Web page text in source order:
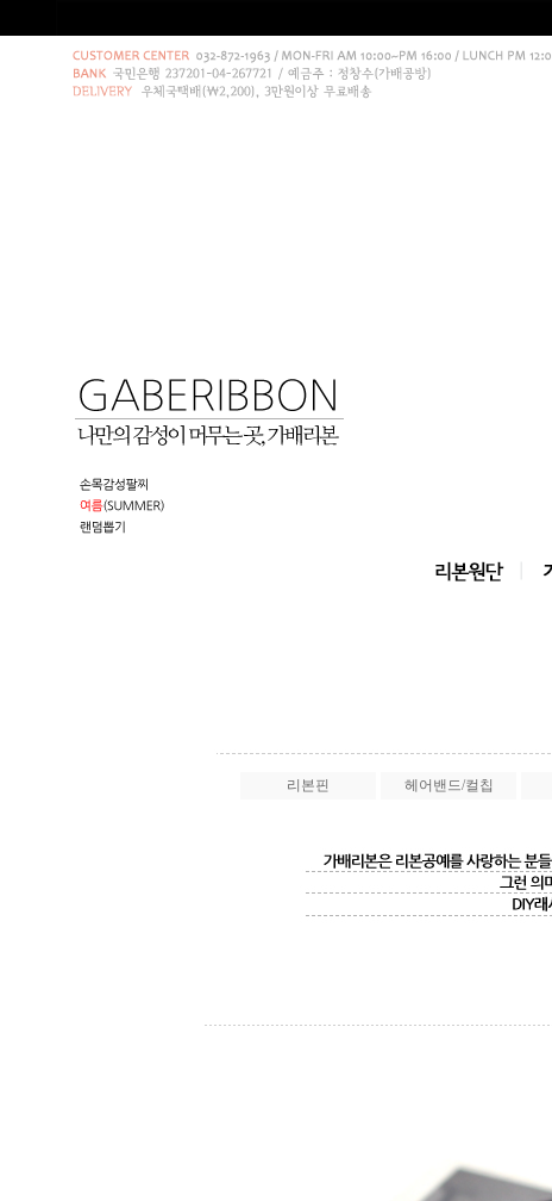
리본핀 헤어밴드/컬칩